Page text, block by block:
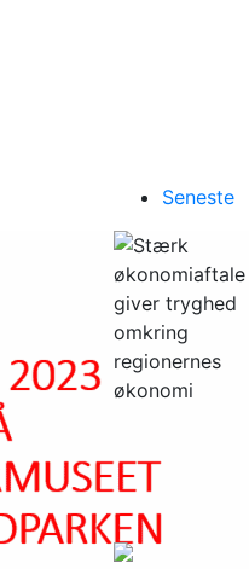
Seneste